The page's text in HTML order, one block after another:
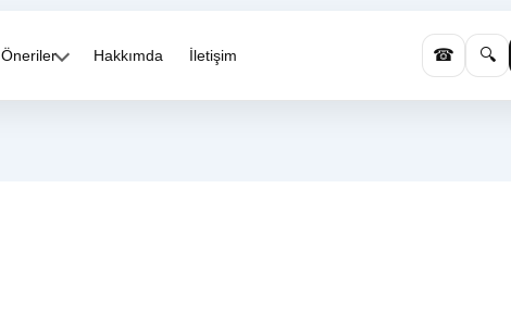
Öneriler Hakkımda İletişim ☎ 🔍